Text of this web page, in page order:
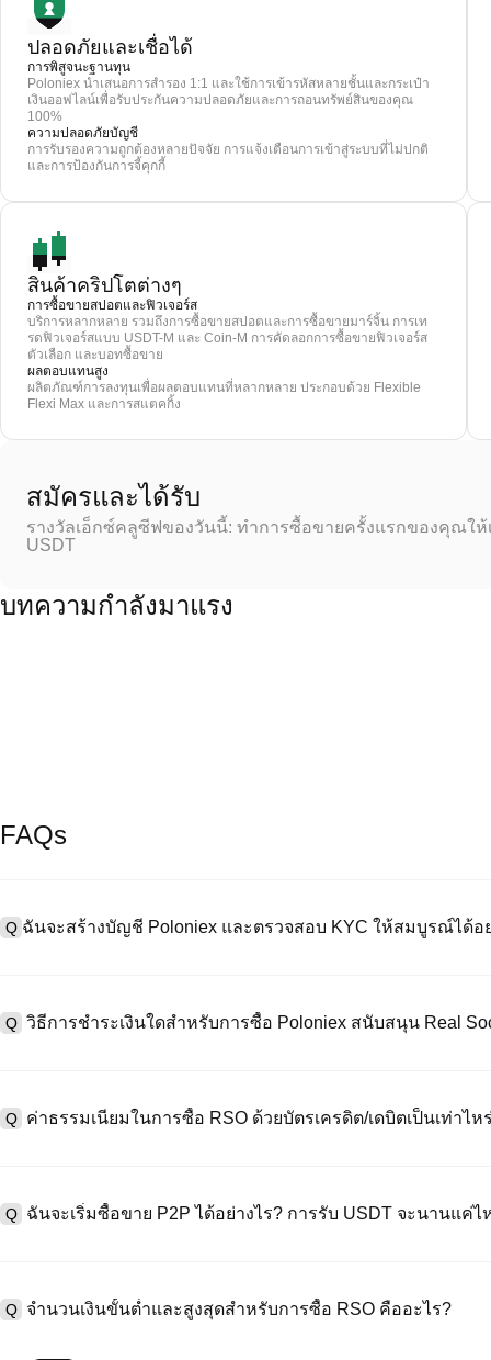
ปลอดภัยและเชื่อได้
การพิสูจนะฐานทุน
Poloniex นำเสนอการสำรอง 1:1 และใช้การเข้ารหัสหลายชั้นและกระเป๋า
เงินออฟไลน์เพื่อรับประกันความปลอดภัยและการถอนทรัพย์สินของคุณ
100%
ความปลอดภัยบัญชี
การรับรองความถูกต้องหลายปัจจัย การแจ้งเตือนการเข้าสู่ระบบที่ไม่ปกติ
และการป้องกันการจี้คุกกี้
สินค้าคริปโตต่างๆ
การซื้อขายสปอตและฟิวเจอร์ส
บริการหลากหลาย รวมถึงการซื้อขายสปอตและการซื้อขายมาร์จิ้น การเท
รดฟิวเจอร์สแบบ USDT-M และ Coin-M การคัดลอกการซื้อขายฟิวเจอร์ส
ตัวเลือก และบอทซื้อขาย
ผลตอบแทนสูง
ผลิตภัณฑ์การลงทุนเพื่อผลตอบแทนที่หลากหลาย ประกอบด้วย Flexible
Flexi Max และการสแตคกิ้ง
สมัครและได้รับ
รางวัลเอ็กซ์คลูซีฟของวันนี้: ทำการซื้อขายครั้งแรกของคุณใ
USDT
บทความกำลังมาแรง
FAQs
Q ฉันจะสร้างบัญชี Poloniex และตรวจสอบ KYC ให้สมบูรณ์ได้อ
"ความปลอดภัย" อัปโหลดเอกสาร Id ที่ถูกต้องของคุณ และถ่ายเซลฟี่เ
Q วิธีการชำระเงินใดสำหรับการซื้อ Poloniex สนับสนุน Real
ซื้อขาย OTC สำหรับธุรกรรมขนาดใหญ่เกิน 100,000 USD พร้อมใบเสนอ
Q ค่าธรรมเนียมในการซื้อ RSO ด้วยบัตรเครดิต/เดบิตเป็นเท่าไห
การซื้อขายแบบสปอตมาตรฐาน (ต่ำถึง 0.05%) ใช้กับการซื้อขาย RSO/
Q ฉันจะเริ่มซื้อขาย P2P ได้อย่างไร? การรับ USDT จะนานแค่ไ
กับวิธีการชำระเงินและเวลาตอบสนองของผู้ขาย
Q จำนวนเงินขั้นต่ำและสูงสุดสำหรับการซื้อ RSO คืออะไร?